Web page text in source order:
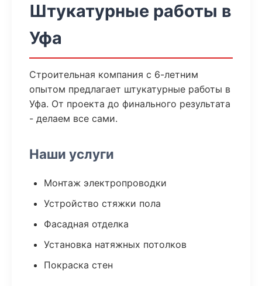
Штукатурные работы в
Уфа
Строительная компания с 6-летним
опытом предлагает штукатурные работы в
Уфа. От проекта до финального результата
- делаем все сами.
Наши услуги
Монтаж электропроводки
Устройство стяжки пола
Фасадная отделка
Установка натяжных потолков
Покраска стен